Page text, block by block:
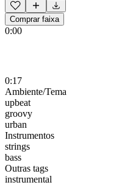
Comprar faixa
0:00
0:17
Ambiente/Tema
upbeat
groovy
urban
Instrumentos
strings
bass
Outras tags
instrumental